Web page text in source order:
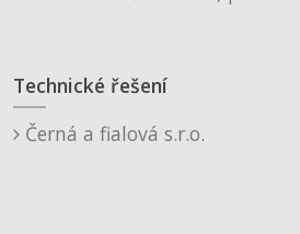
Technické řešení
Černá a fialová s.r.o.